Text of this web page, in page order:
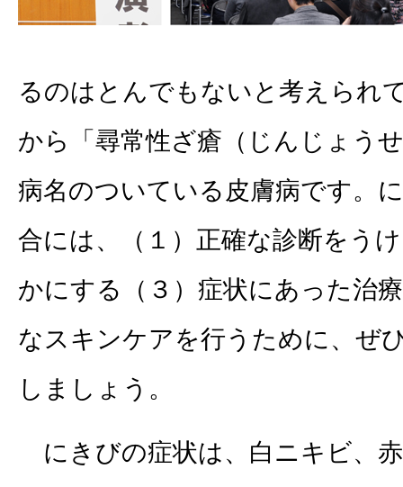
るのはとんでもないと考えられ
から「尋常性ざ瘡（じんじょう
病名のついている皮膚病です。
合には、（１）正確な診断をう
かにする（３）症状にあった治
なスキンケアを行うために、ぜ
しましょう。
にきびの症状は、白ニキビ、